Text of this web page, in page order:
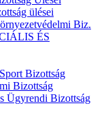
ülései
Biz.
ÉS
Bizottság
Bizottság
Ügyrendi Bizottság